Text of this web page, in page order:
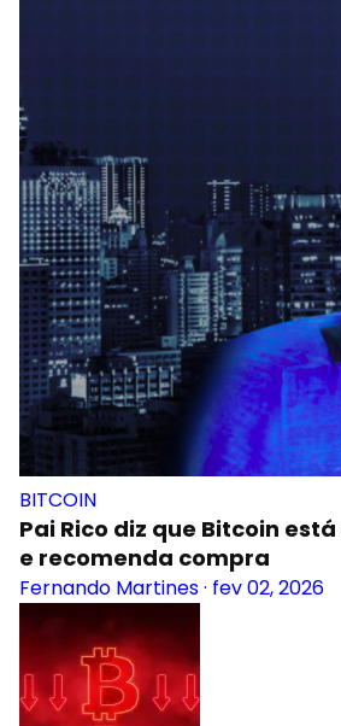
BITCOIN
Pai Rico diz que Bitcoin
e recomenda compra
Fernando Martines· fev 02, 2026